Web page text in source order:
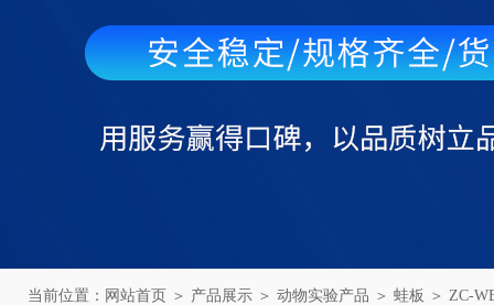
当前位置： 网站首页 ＞ 产品展示 ＞ 动物实验产品 ＞ 蛙板 ＞ ZC-